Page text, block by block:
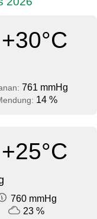
+30°C
761 mmHg
14 %
+25°C
760 mmHg
23 %